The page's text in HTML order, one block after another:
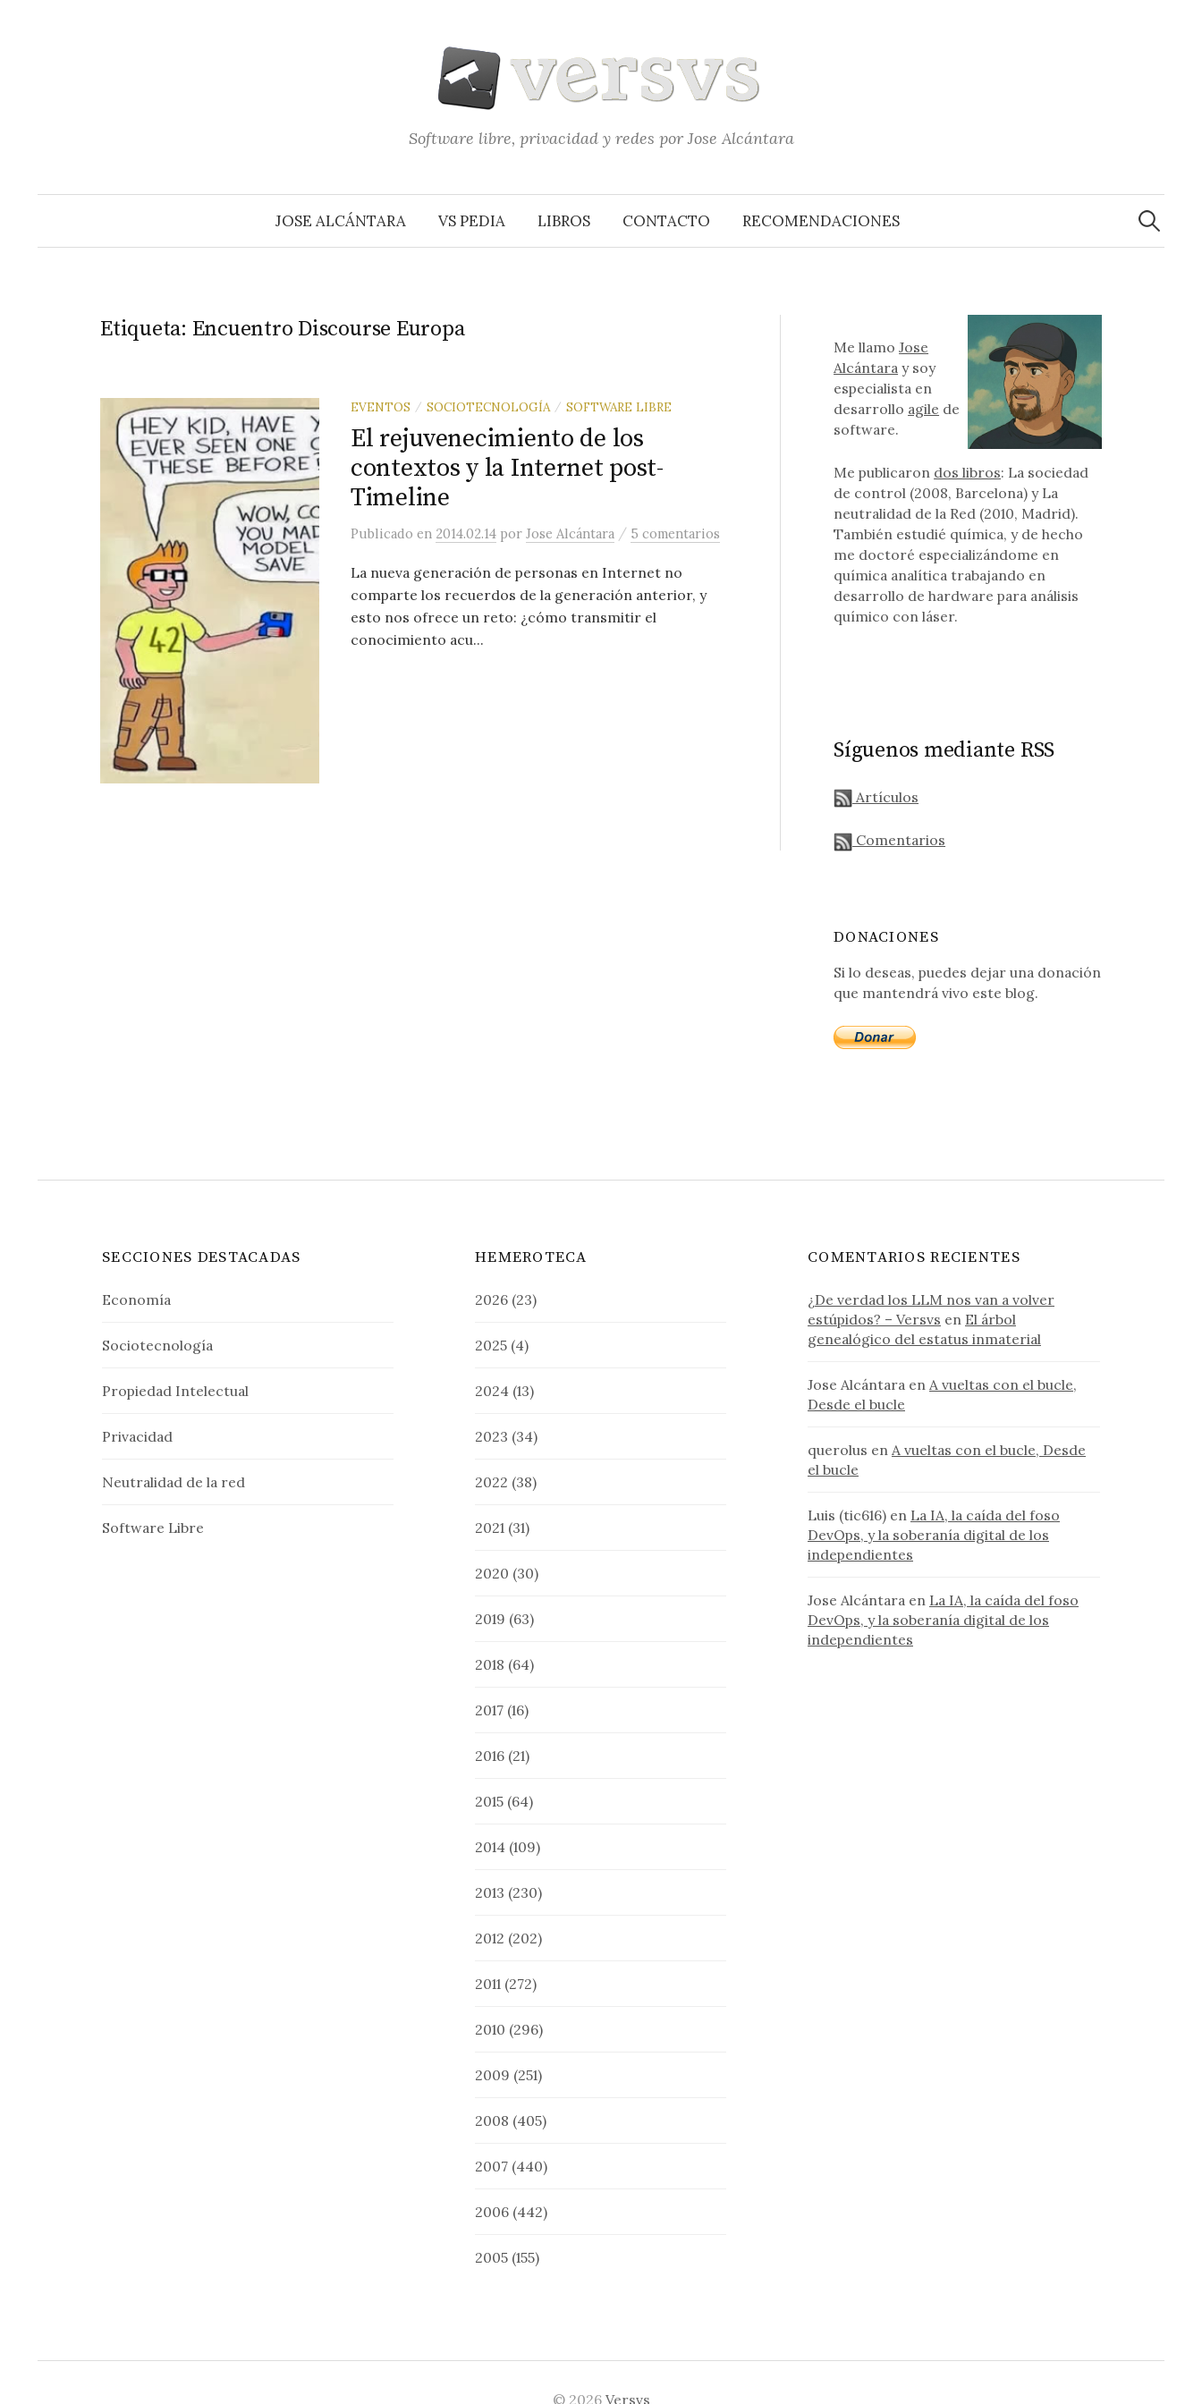
Software libre, privacidad y redes por Jose Alcántara
JOSE ALCÁNTARA VS PEDIA LIBROS CONTACTO RECOMENDACIONES
Buscar:
Etiqueta: Encuentro Discourse Europa
EVENTOS / SOCIOTECNOLOGÍA / SOFTWARE LIBRE
El rejuvenecimiento de los
contextos y la Internet post-
Timeline
Publicado en 2014.02.14 por Jose Alcántara / 5 comentarios
La nueva generación de personas en Internet no
comparte los recuerdos de la generación anterior, y
esto nos ofrece un reto: ¿cómo transmitir el
conocimiento acu...
Me llamoJose
Alcántara y soy
especialista en
desarrollo agile de
software.
Me publicaron dos libros: La sociedad
de control (2008, Barcelona) y La
neutralidad de la Red (2010, Madrid).
También estudié química, y de hecho
me doctoré especializándome en
química analítica trabajando en
desarrollo de hardware para análisis
químico con láser.
Síguenos mediante RSS
Artículos
Comentarios
DONACIONES
Si lo deseas, puedes dejar una donación
que mantendrá vivo este blog.
SECCIONES DESTACADAS
Economía
Sociotecnología
Propiedad Intelectual
Privacidad
Neutralidad de la red
Software Libre
HEMEROTECA
2026 (23)
2025 (4)
2024 (13)
2023 (34)
2022 (38)
2021 (31)
2020 (30)
2019 (63)
2018 (64)
2017 (16)
2016 (21)
2015 (64)
2014 (109)
2013 (230)
2012 (202)
2011 (272)
2010 (296)
2009 (251)
2008 (405)
2007 (440)
2006 (442)
2005 (155)
COMENTARIOS RECIENTES
¿De verdad los LLM nos van a volver
estúpidos? – Versvs en El árbol
genealógico del estatus inmaterial
Jose Alcántara en A vueltas con el bucle,
Desde el bucle
querolus en A vueltas con el bucle, Desde
el bucle
Luis (tic616) en La IA, la caída del foso
DevOps, y la soberanía digital de los
independientes
Jose Alcántara en La IA, la caída del foso
DevOps, y la soberanía digital de los
independientes
© 2026 Versvs